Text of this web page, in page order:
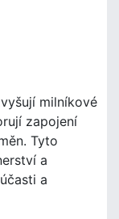
milníkové
zapojení
Tyto
a
a